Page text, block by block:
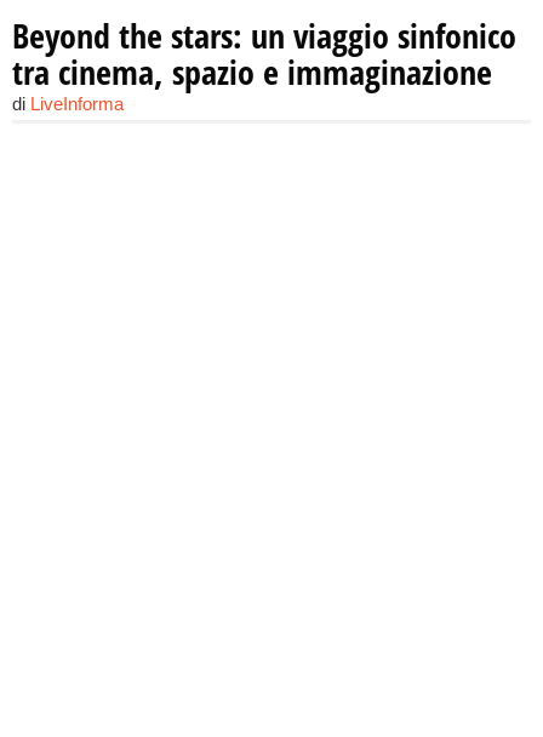
Beyond the stars: un viaggio sinfonico
tra cinema, spazio e immaginazione
di LiveInforma